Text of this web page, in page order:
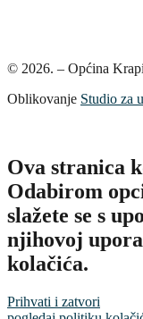
© 2026. – Općina
Oblikovanje Studio za
Ova stranica
Odabirom
slažete se s
njihovoj
kolačića.
Prihvati i zatvori